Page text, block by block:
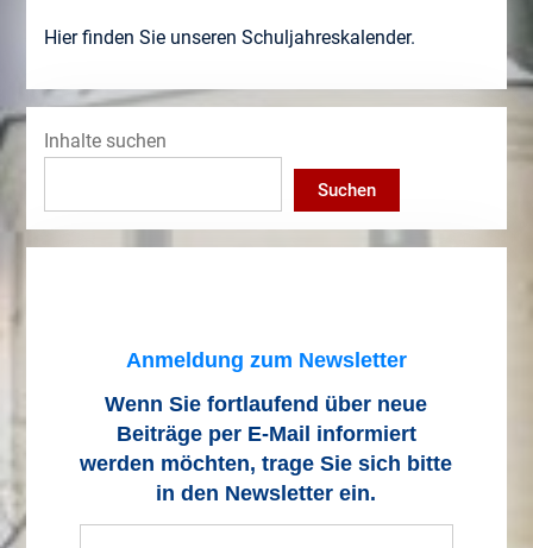
Hier finden Sie unseren Schuljahreskalender.
Inhalte suchen
Suchen
Anmeldung zum Newsletter
Wenn Sie fortlaufend über neue
Beiträge per E-Mail informiert
werden möchten, trage Sie sich bitte
in den Newsletter ein.